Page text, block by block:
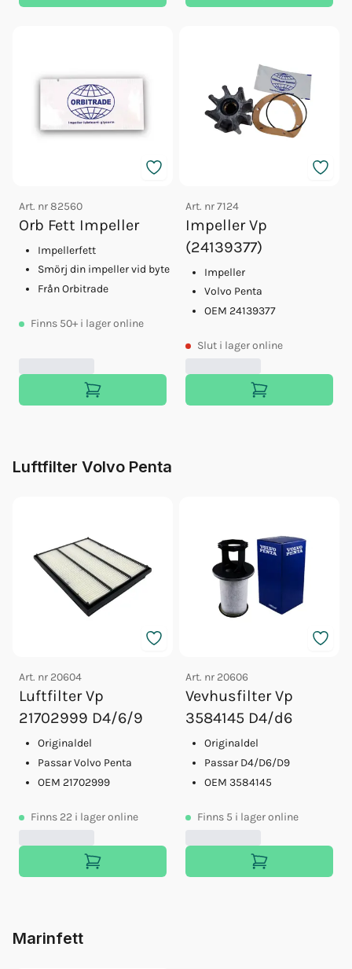
Art. nr82560
Orb Fett Impeller
Impellerfett
Smörj din impeller vid byte
Från Orbitrade
Finns 50+ i lager online
Art. nr7124
Impeller Vp
(24139377)
Impeller
Volvo Penta
OEM 24139377
Slut i lager online
Luftfilter Volvo Penta
Art. nr 20604
Luftfilter Vp
21702999 D4/6/9
Originaldel
Passar Volvo Penta
OEM 21702999
Finns 22 i lager online
Art. nr 20606
Vevhusfilter Vp
3584145 D4/d6
Originaldel
Passar D4/D6/D9
OEM 3584145
Finns 5 i lager online
Marinfett